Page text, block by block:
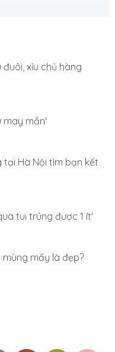
xỉu chủ hàng
may mắn'
tại Hà Nội tìm bạn kết
tui trúng được 1 ít'
mấy là đẹp?